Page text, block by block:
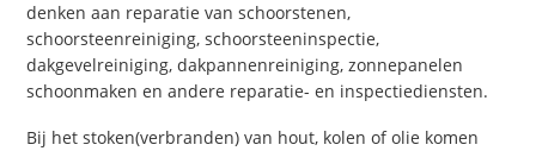
denken aan reparatie van schoorstenen,
schoorsteenreiniging, schoorsteeninspectie,
dakgevelreiniging, dakpannenreiniging, zonnepanelen
schoonmaken en andere reparatie- en inspectiediensten.
Bij het stoken(verbranden) van hout, kolen of olie komen